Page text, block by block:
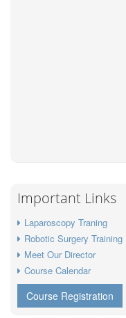
Important Links
Laparoscopy Traning
Robotic Surgery Training
Meet Our Director
Course Calendar
Course Registration